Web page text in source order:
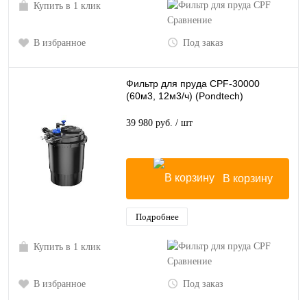
Купить в 1 клик
Сравнение
В избранное Под заказ
Фильтр для пруда CPF-30000
(60м3, 12м3/ч) (Pondtech)
39 980 руб. / шт
В корзину
Подробнее
Купить в 1 клик
Сравнение
В избранное Под заказ